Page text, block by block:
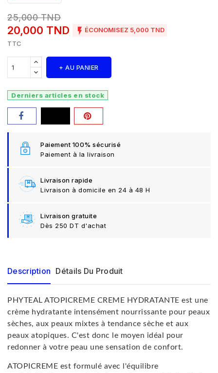
25,000 TND
20,000 TND  ÉCONOMISEZ 5,000 TND
TTC
+ AU PANIER
Derniers articles en stock
Paiement 100% sécurisé
Paiement à la livraison
Livraison rapide
Livraison à domicile en 24 à 48 H
Livraison gratuite
Dès 250 DT d'achat
Description Détails Du Produit
PHYTEAL ATOPICREME CREME HYDRATANTE est une
crème hydratante intensément nourrissante pour peaux
sèches, aux peaux mixtes à tendance sèche et aux
peaux atopiques. C'est donc le moyen idéal pour
redonner à votre peau une sensation de confort.
ATOPICREME est formulé avec l'équilibre